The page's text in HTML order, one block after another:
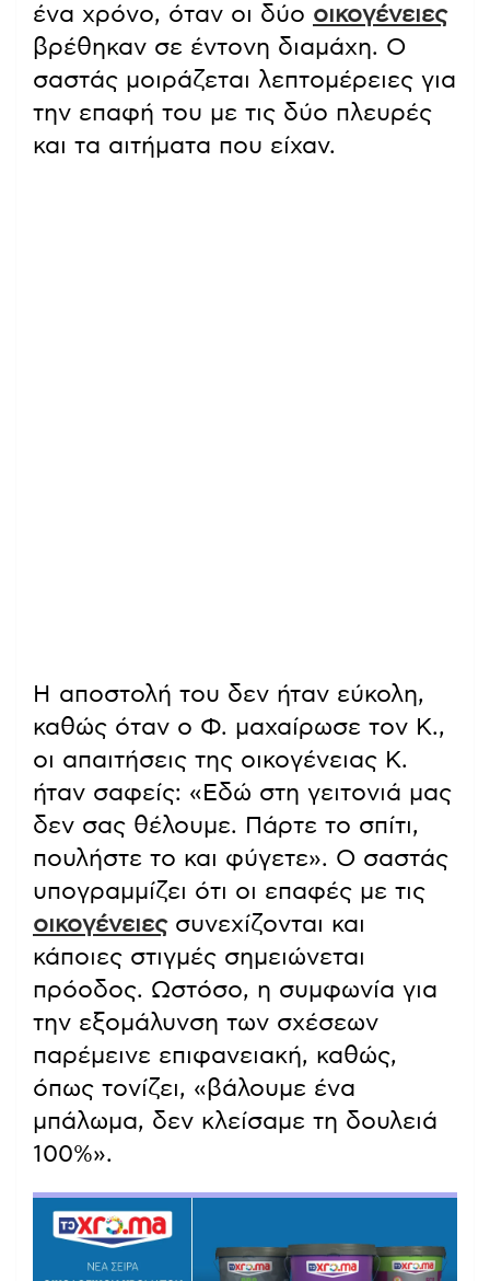
ένα χρόνο, όταν οι δύο οικογένειες
βρέθηκαν σε έντονη διαμάχη. Ο
σαστάς μοιράζεται λεπτομέρειες για
την επαφή του με τις δύο πλευρές
και τα αιτήματα που είχαν.
Η αποστολή του δεν ήταν εύκολη,
καθώς όταν ο Φ. μαχαίρωσε τον Κ.,
οι απαιτήσεις της οικογένειας Κ.
ήταν σαφείς: «Εδώ στη γειτονιά μας
δεν σας θέλουμε. Πάρτε το σπίτι,
πουλήστε το και φύγετε». Ο σαστάς
υπογραμμίζει ότι οι επαφές με τις
οικογένειεςσυνεχίζονται και
κάποιες στιγμές σημειώνεται
πρόοδος. Ωστόσο, η συμφωνία για
την εξομάλυνση των σχέσεων
παρέμεινε επιφανειακή, καθώς,
όπως τονίζει, «βάλουμε ένα
μπάλωμα, δεν κλείσαμε τη δουλειά
100%».